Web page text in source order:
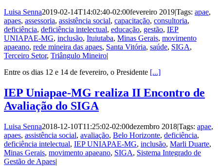
Luisa Senna2019-02-14T14:02:40-02:00fevereiro 2019|Tags: apae,
apaes, assessoria, assistência social, capacitação, consultoria,
deficiência, deficiência intelectual, educação, gestão, IEP
UNIAPAE-MG, inclusão, Ituiutaba, Minas Gerais, movimento
apaeano, rede mineira das apaes, Santa Vitória, saúde, SIGA,
Terceiro Setor, Triângulo Mineiro|
Entre os dias 12 e 14 de fevereiro, o Presidente [...]
IEP Uniapae-MG realiza II Encontro de
Avaliação do SIGA
Luisa Senna2018-12-10T11:25:02-02:00dezembro 2018|Tags: apae,
apaes, assistência social, avaliação, Belo Horizonte, deficiência,
deficiência intelectual, IEP UNIAPAE-MG, inclusão, Marli Duarte,
Minas Gerais, movimento apaeano, SIGA, Sistema Integrado de
Gestão de Apaes|